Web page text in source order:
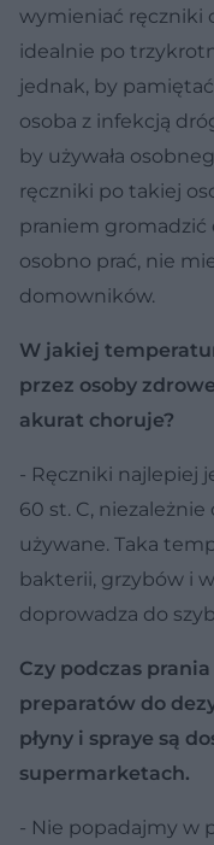
wymieniać ręczniki
idealnie po
jednak, by
osoba z infekcją
by używała
ręczniki po takiej
praniem gromadzić
osobno prać, nie
domowników.
W jakiej
przez osoby
akurat choruje?
- Ręczniki najlepiej
60 st. C,
używane. Taka
bakterii, grzybów i
doprowadza do
Czy podczas
preparatów do
płyny i spraye są
supermarketach.
- Nie popadajmy w